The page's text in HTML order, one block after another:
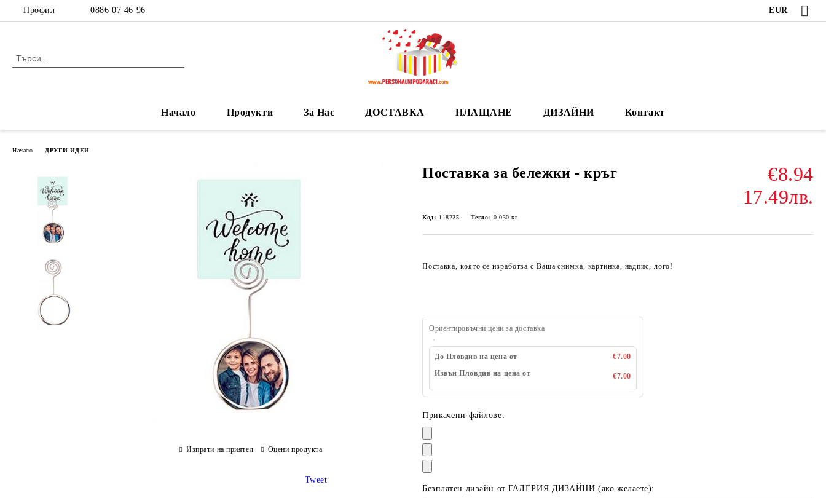
Профил 0886 07 46 96 EUR
Начало Продукти За Нас ДОСТАВКА ПЛАЩАНЕ ДИЗАЙНИ Контакт
Начало ДРУГИ ИДЕИ
Поставка за бележки - кръг
€8.94
17.49лв.
Код: 118225 Тегло: 0.030 кг
Поставка, която се изработва с Ваша снимка, картинка, надпис, лого!
Ориентировъчни цени за доставка
До Пловдив на цена от
€7.00
Извън Пловдив на цена от
€7.00
Прикачени файлове:
Безплатен дизайн от ГАЛЕРИЯ ДИЗАЙНИ (ако желаете):
Изпрати на приятел Оцени продукта
Tweet